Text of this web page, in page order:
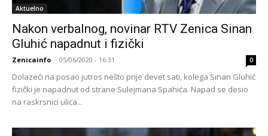
Aktuelno
Nakon verbalnog, novinar RTV Zenica Sinan
Gluhić napadnut i fizički
Zenicainfo - 05/06/2020 - 16:31 0
Dolazeći na posao jutros nešto prije devet sati, kolega Sinan Gluhić
fizički je napadnut od strane Sulejmana Spahića. Napad se desio
na raskrsnici ulica...